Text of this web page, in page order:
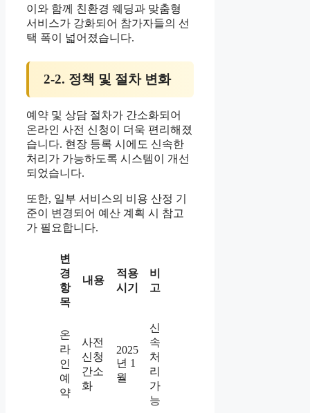
이와 함께 친환경 웨딩과 맞춤형
서비스가 강화되어 참가자들의 선
택 폭이 넓어졌습니다.
2-2. 정책 및 절차 변화
예약 및 상담 절차가 간소화되어
온라인 사전 신청이 더욱 편리해졌
습니다. 현장 등록 시에도 신속한
처리가 가능하도록 시스템이 개선
되었습니다.
또한, 일부 서비스의 비용 산정 기
준이 변경되어 예산 계획 시 참고
가 필요합니다.
변
경
항
목
내용
적용
시기
비
고
온
라
인
예
약
사전
신청
간소
화
2025
년 1
월
신
속
처
리
가
능